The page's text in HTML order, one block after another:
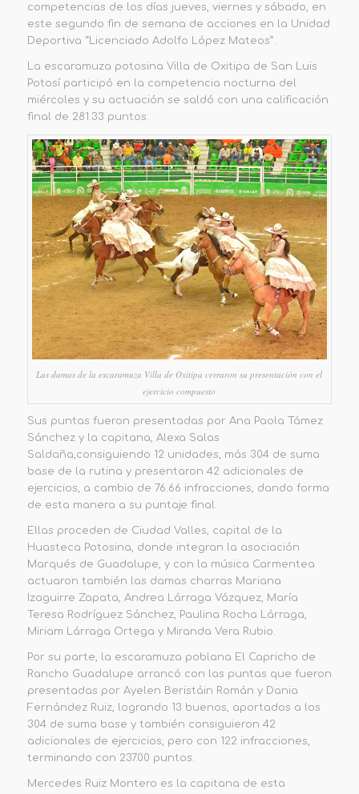
competencias de los días jueves, viernes y sábado, en
este segundo fin de semana de acciones en la Unidad
Deportiva “Licenciado Adolfo López Mateos”.
La escaramuza potosina Villa de Oxitipa de San Luis
Potosí participó en la competencia nocturna del
miércoles y su actuación se saldó con una calificación
final de 281.33 puntos
Las damas de la escaramuza Villa de Oxitipa cerraron su presentación con el
ejercicio compuesto
Sus puntas fueron presentadas por Ana Paola Támez
Sánchez y la capitana, Alexa Salas
Saldaña,consiguiendo 12 unidades, más 304 de suma
base de la rutina y presentaron 42 adicionales de
ejercicios, a cambio de 76.66 infracciones, dando forma
de esta manera a su puntaje final.
Ellas proceden de Ciudad Valles, capital de la
Huasteca Potosina, donde integran la asociación
Marqués de Guadalupe, y con la música Carmentea
actuaron también las damas charras Mariana
Izaguirre Zapata, Andrea Lárraga Vázquez, María
Teresa Rodríguez Sánchez, Paulina Rocha Lárraga,
Miriam Lárraga Ortega y Miranda Vera Rubio.
Por su parte, la escaramuza poblana El Capricho de
Rancho Guadalupe arrancó con las puntas que fueron
presentadas por Ayelen Beristáin Román y Dania
Fernández Ruiz, logrando 13 buenos, aportados a los
304 de suma base y también consiguieron 42
adicionales de ejercicios, pero con 122 infracciones,
terminando con 237.00 puntos.
Mercedes Ruiz Montero es la capitana de esta